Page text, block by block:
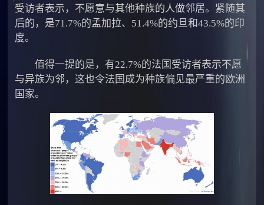
受访者表示，不愿意与其他种族的人做邻居。紧随其
后的，是71.7%的孟加拉、51.4%的约旦和43.5%的印
度。
值得一提的是，有22.7%的法国受访者表示不愿
与异族为邻，这也令法国成为种族偏见最严重的欧洲
国家。